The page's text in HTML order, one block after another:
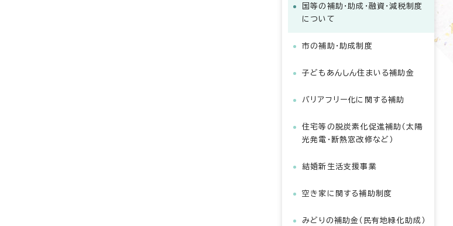
国等の補助・助成・融資・減税制度
について
市の補助・助成制度
子どもあんしん住まいる補助金
バリアフリー化に関する補助
住宅等の脱炭素化促進補助（太陽
光発電・断熱窓改修など）
結婚新生活支援事業
空き家に関する補助制度
みどりの補助金（民有地緑化助成）